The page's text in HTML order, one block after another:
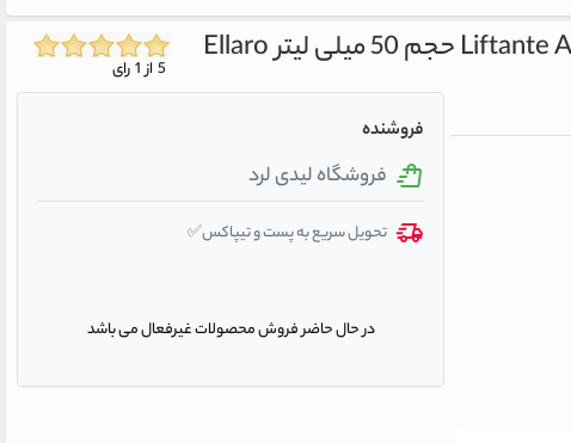
Ellaro
فروشنده
فروشگاه لیدی لرد
تحویل سریع به پست و تیپاکس✅
در حال حاضر فروش محصولات غیرفعال می باشد